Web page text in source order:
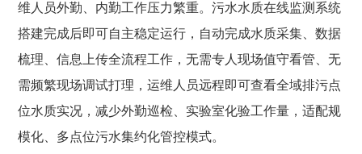
维人员外勤、内勤工作压力繁重。污水水质在线监测系统
搭建完成后即可自主稳定运行，自动完成水质采集、数据
梳理、信息上传全流程工作，无需专人现场值守看管、无
需频繁现场调试打理，运维人员远程即可查看全域排污点
位水质实况，减少外勤巡检、实验室化验工作量，适配规
模化、多点位污水集约化管控模式。